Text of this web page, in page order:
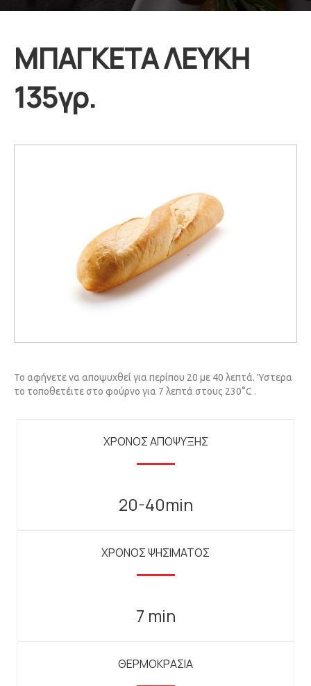
ΜΠΑΓΚΕΤΑ ΛΕΥΚΗ
135γρ.
Το αφήνετε να αποψυχθεί για περίπου 20 με 40 λεπτά. Ύστερα
το τοποθετέιτε στο φούρνο για 7 λεπτά στους 230°C .
ΧΡΟΝΟΣ ΑΠΟΨΥΞΗΣ
20-40min
ΧΡΟΝΟΣ ΨΗΣΙΜΑΤΟΣ
7 min
ΘΕΡΜΟΚΡΑΣΙΑ